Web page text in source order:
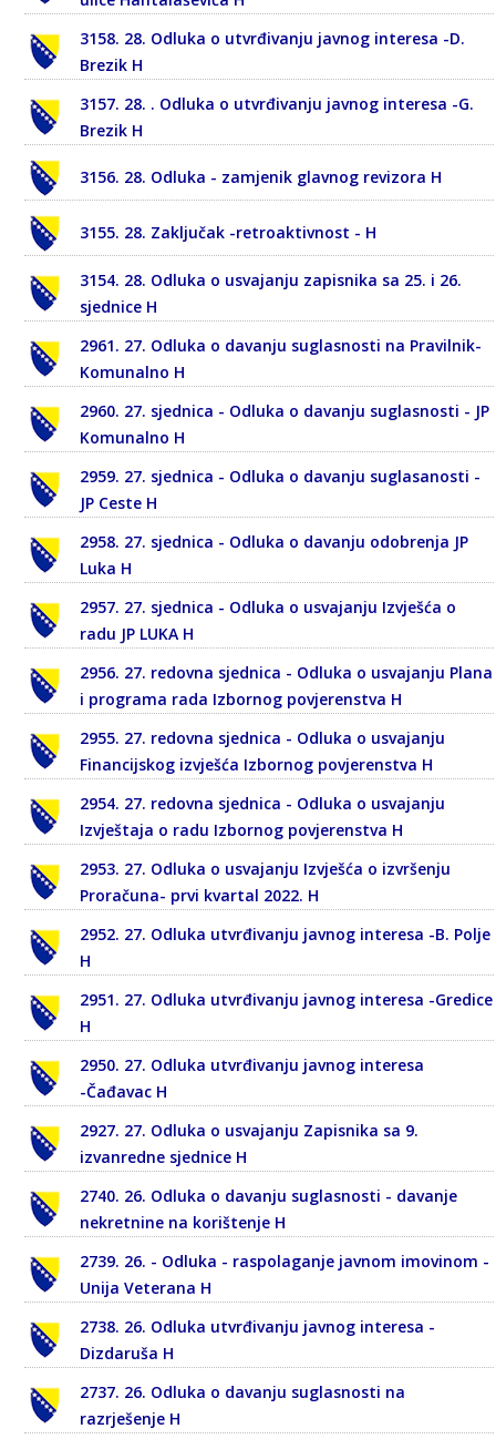
3158. 28. Odluka o utvrđivanju javnog interesa -D.
Brezik H
3157. 28. . Odluka o utvrđivanju javnog interesa -G.
Brezik H
3156. 28. Odluka - zamjenik glavnog revizora H
3155. 28. Zaključak -retroaktivnost - H
3154. 28. Odluka o usvajanju zapisnika sa 25. i 26.
sjednice H
2961. 27. Odluka o davanju suglasnosti na Pravilnik-
Komunalno H
2960. 27. sjednica - Odluka o davanju suglasnosti - JP
Komunalno H
2959. 27. sjednica - Odluka o davanju suglasanosti -
JP Ceste H
2958. 27. sjednica - Odluka o davanju odobrenja JP
Luka H
2957. 27. sjednica - Odluka o usvajanju Izvješća o
radu JP LUKA H
2956. 27. redovna sjednica - Odluka o usvajanju Plana
i programa rada Izbornog povjerenstva H
2955. 27. redovna sjednica - Odluka o usvajanju
Financijskog izvješća Izbornog povjerenstva H
2954. 27. redovna sjednica - Odluka o usvajanju
Izvještaja o radu Izbornog povjerenstva H
2953. 27. Odluka o usvajanju Izvješća o izvršenju
Proračuna- prvi kvartal 2022. H
2952. 27. Odluka utvrđivanju javnog interesa -B. Polje
H
2951. 27. Odluka utvrđivanju javnog interesa -Gredice
H
2950. 27. Odluka utvrđivanju javnog interesa
-Čađavac H
2927. 27. Odluka o usvajanju Zapisnika sa 9.
izvanredne sjednice H
2740. 26. Odluka o davanju suglasnosti - davanje
nekretnine na korištenje H
2739. 26. - Odluka - raspolaganje javnom imovinom -
Unija Veterana H
2738. 26. Odluka utvrđivanju javnog interesa -
Dizdaruša H
2737. 26. Odluka o davanju suglasnosti na
razrješenje H